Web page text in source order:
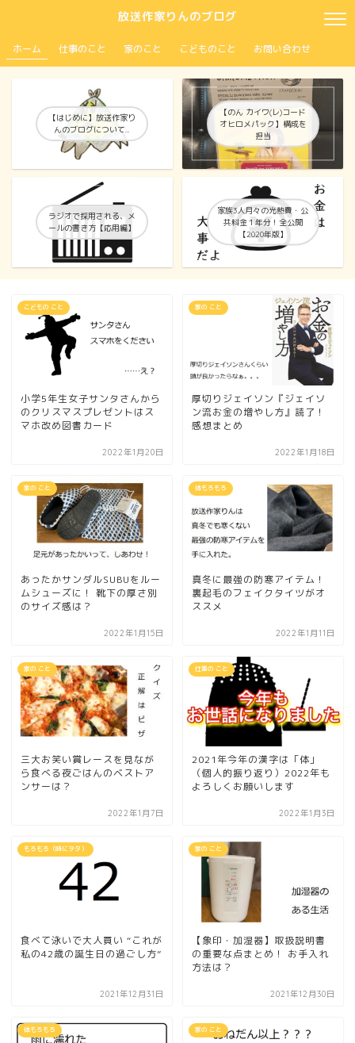
放送作家りんのブログ
ホーム 仕事のこと 家のこと こどものこと お問い合わせ
【はじめに】放送作家り
んのブログについて…
【のん カイワ(レ)コード
オヒロメパック】構成を
担当
ラジオで採用される、メ
ールの書き方【応用編】
家族3人月々の光熱費・公
共料金１年分！全公開
【2020年版】
こどもの こと
小学5年生女子サンタさんから
のクリスマスプレゼントはス
マホ改め図書カード
2022年1月20日
家の こと
厚切りジェイソン『ジェイソ
ン流お金の増やし方』読了！
感想まとめ
2022年1月18日
家の こと
あったかサンダルSUBUをルー
ムシューズに！ 靴下の厚さ別
のサイズ感は？
2022年1月15日
体もろもろ
真冬に最強の防寒アイテム！
裏起毛のフェイクタイツがオ
ススメ
2022年1月11日
家の こと
三大お笑い賞レースを見なが
ら食べる夜ごはんのベストア
ンサーは？
2022年1月7日
仕事の こと
2021年今年の漢字は「体」
（個人的振り返り）2022年も
よろしくお願いします
2022年1月3日
もろもろ（時にヲタ）
食べて泳いで大人買い “これが
私の42歳の誕生日の過ごし方”
2021年12月31日
家の こと
【象印・加湿器】取扱説明書
の重要な点まとめ！ お手入れ
方法は？
2021年12月30日
体もろもろ 家の こと